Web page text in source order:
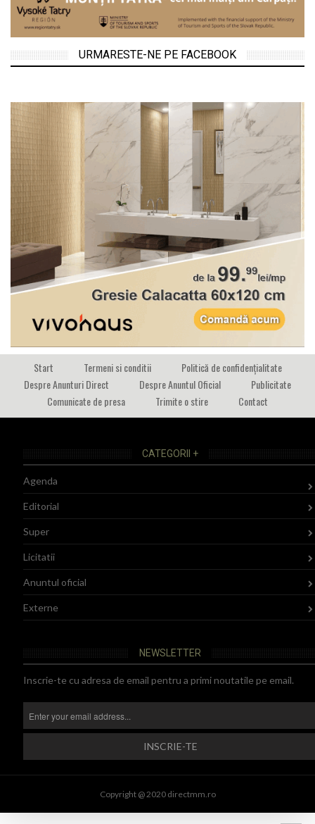
URMARESTE-NE PE FACEBOOK
Start Termeni si conditii
Politică de confidențialitate
Despre Anunturi Direct
Despre Anuntul Oficial
Publicitate
Comunicate de presa
Trimite o stire Contact
CATEGORII +
Agenda
Editorial
Super
Licitatii
Anuntul oficial
Externe
NEWSLETTER
Inscrie-te cu adresa de email pentru a primi noutatile pe email.
Copyright @ 2020 directmm.ro